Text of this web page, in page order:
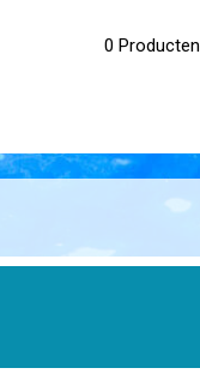
0 Producten